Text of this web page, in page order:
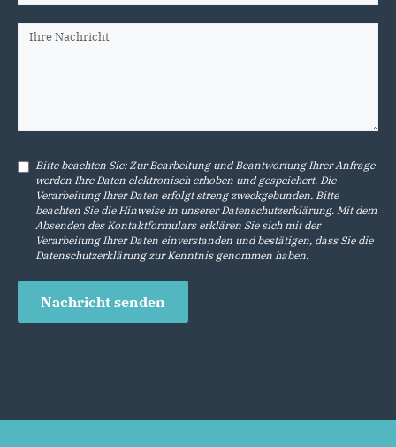
Bitte beachten Sie: Zur Bearbeitung und Beantwortung Ihrer Anfrage
werden Ihre Daten elektronisch erhoben und gespeichert. Die
Verarbeitung Ihrer Daten erfolgt streng zweckgebunden. Bitte
beachten Sie die Hinweise in unsererDatenschutzerklärung. Mit dem
Absenden des Kontaktformulars erklären Sie sich mit der
Verarbeitung Ihrer Daten einverstanden und bestätigen, dass Sie die
Datenschutzerklärungzur Kenntnis genommen haben.
Nachricht senden